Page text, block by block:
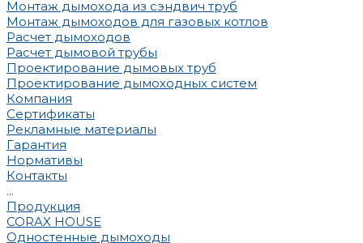
Монтаж дымохода из сэндвич труб
Монтаж дымоходов для газовых котлов
Расчет дымоходов
Расчет дымовой трубы
Проектирование дымовых труб
Проектирование дымоходных систем
Компания
Сертификаты
Рекламные материалы
Гарантия
Нормативы
Контакты
...
Продукция
CORAX HOUSE
Одностенные дымоходы